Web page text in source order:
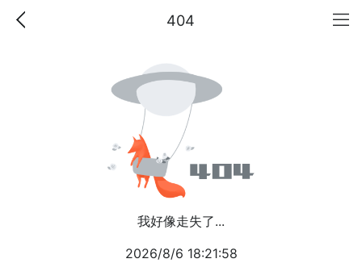
404
我好像走失了...
2026/8/6 18:21:58